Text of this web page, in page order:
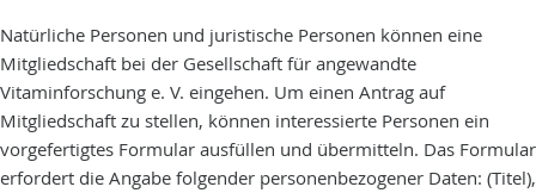
Natürliche Personen und juristische Personen können eine
Mitgliedschaft bei der Gesellschaft für angewandte
Vitaminforschung e. V. eingehen. Um einen Antrag auf
Mitgliedschaft zu stellen, können interessierte Personen ein
vorgefertigtes Formular ausfüllen und übermitteln. Das Formular
erfordert die Angabe folgender personenbezogener Daten: (Titel),